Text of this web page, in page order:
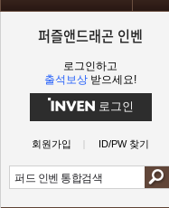
퍼즐앤드래곤 인벤
로그인하고
출석보상 받으세요!
로그인
회원가입 ID/PW 찾기